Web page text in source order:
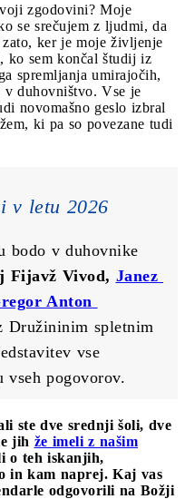
zgodovini? Moje
se srečujem z ljudmi, da
ker je moje življenje
ko sem končal študij iz
spremljanja umirajočih,
duhovništvo. Vse je
novomašno geslo izbral
ki pa so povezane tudi
v letu 2026
bodo v duhovnike
Fijavž Vivod, Janez
Anton
Družininim spletnim
vse
vseh pogovorov.
ste dve srednji šoli, dve
jih že imeli z našim
o teh iskanjih,
in kam naprej. Kaj vas
odgovorili na Božji